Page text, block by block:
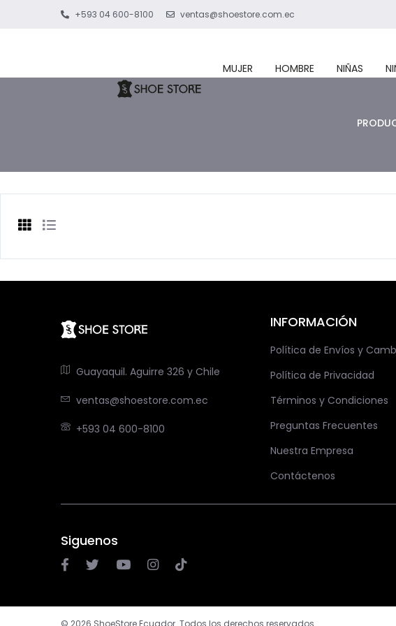
+593 04 600-8100 ventas@shoestore.com.ec
MUJER HOMBRE NIÑAS
Guayaquil. Aguirre 326 y Chile
ventas@shoestore.com.ec
+593 04 600-8100
INFORMACIÓN
Política de Envíos y
Política de Privacidad
Términos y Condiciones
Preguntas Frecuentes
Nuestra Empresa
Contáctenos
Siguenos
© 2026 ShoeStore Ecuador. Todos los derechos reservados.